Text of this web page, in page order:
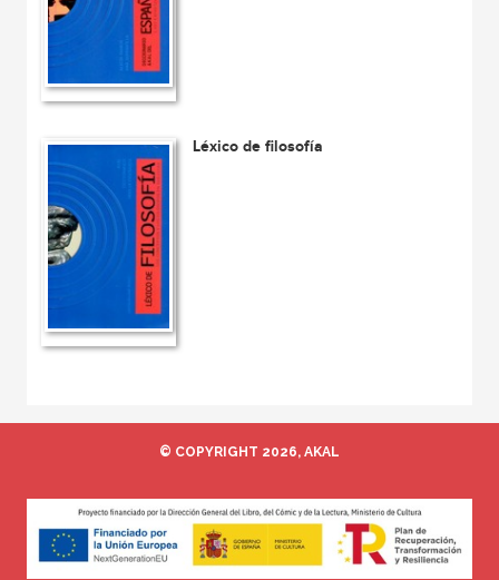
Léxico de filosofía
© COPYRIGHT 2026, AKAL